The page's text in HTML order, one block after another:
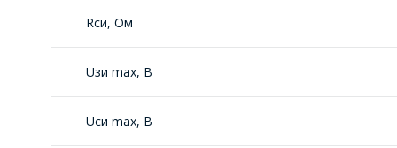
Rси, Oм
Uзи max, В
Uси max, В